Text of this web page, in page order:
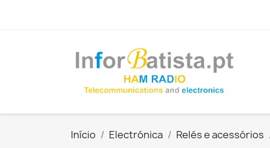
Início Electrónica Relés e acessórios